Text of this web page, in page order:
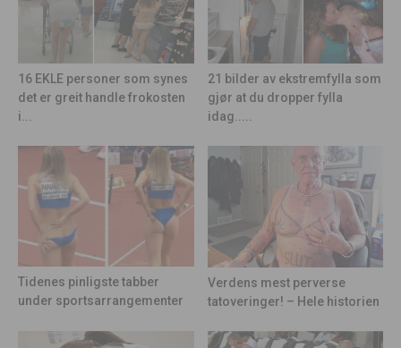
16 EKLE personer som synes
det er greit handle frokosten
i...
21 bilder av ekstremfylla som
gjør at du dropper fylla
idag.....
Tidenes pinligste tabber
under sportsarrangementer
Verdens mest perverse
tatoveringer! – Hele historien